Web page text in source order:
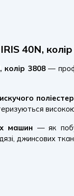
40N,
колір 3808—
високою
машин — як
джинсових